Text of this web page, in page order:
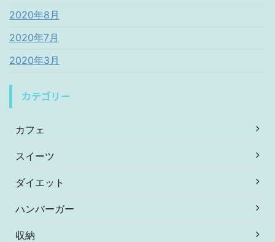
2020年8月
2020年7月
2020年3月
カテゴリー
カフェ
スイーツ
ダイエット
ハンバーガー
収納